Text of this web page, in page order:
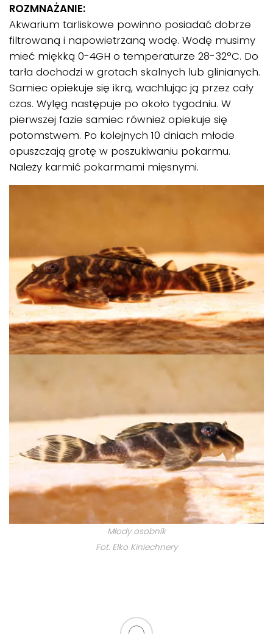
ROZMNAŻANIE:
Akwarium tarliskowe powinno posiadać dobrze
filtrowaną i napowietrzaną wodę. Wodę musimy
mieć miękką 0-4GH o temperaturze 28-32°C. Do
tarła dochodzi w grotach skalnych lub glinianych.
Samiec opiekuje się ikrą, wachlując ją przez cały
czas. Wylęg następuje po około tygodniu. W
pierwszej fazie samiec również opiekuje się
potomstwem. Po kolejnych 10 dniach młode
opuszczają grotę w poszukiwaniu pokarmu.
Należy karmić pokarmami mięsnymi.
Młody osobnik
Fot. Elko Kiniechnery